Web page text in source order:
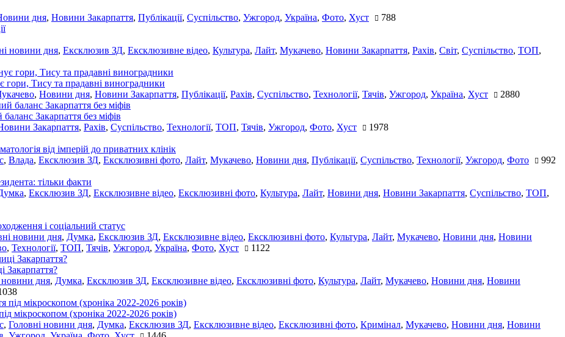
дня, Новини Закарпаття, Публікації, Суспільство, Ужгород, Україна, Фото, Хуст 788
новини дня, Ексклюзив ЗД, Ексклюзивне відео, Культура, Лайт, Мукачево, Новини Закарпаття, Рахів, Світ, Суспільство, ТОП,
гори, Тису та прадавні виноградники
, Новини дня, Новини Закарпаття, Публікації, Рахів, Суспільство, Технології, Тячів, Ужгород, Україна, Хуст 2880
Закарпаття без міфів
Закарпаття, Рахів, Суспільство, Технології, ТОП, Тячів, Ужгород, Фото, Хуст 1978
від імперій до приватних клінік
, Влада, Ексклюзив ЗД, Ексклюзивні фото, Лайт, Мукачево, Новини дня, Публікації, Суспільство, Технології, Ужгород, Фото 992
тільки факти
, Ексклюзив ЗД, Ексклюзивне відео, Ексклюзивні фото, Культура, Лайт, Новини дня, Новини Закарпаття, Суспільство, ТОП,
і соціальний статус
новини дня, Думка, Ексклюзив ЗД, Ексклюзивне відео, Ексклюзивні фото, Культура, Лайт, Мукачево, Новини дня, Новини
, Технології, ТОП, Тячів, Ужгород, Україна, Фото, Хуст 1122
Закарпаття?
новини дня, Думка, Ексклюзив ЗД, Ексклюзивне відео, Ексклюзивні фото, Культура, Лайт, Мукачево, Новини дня, Новини
мікроскопом (хроніка 2022-2026 років)
, Головні новини дня, Думка, Ексклюзив ЗД, Ексклюзивне відео, Ексклюзивні фото, Кримінал, Мукачево, Новини дня, Новини